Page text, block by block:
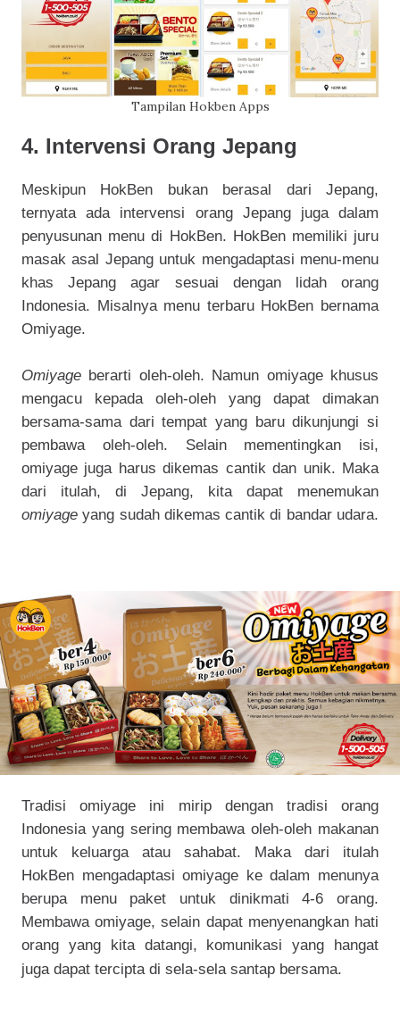
Tampilan Hokben Apps
4. Intervensi Orang Jepang
Meskipun HokBen bukan berasal dari Jepang,
ternyata ada intervensi orang Jepang juga dalam
penyusunan menu di HokBen. HokBen memiliki juru
masak asal Jepang untuk mengadaptasi menu-menu
khas Jepang agar sesuai dengan lidah orang
Indonesia. Misalnya menu terbaru HokBen bernama
Omiyage.
Omiyage berarti oleh-oleh. Namun omiyage khusus
mengacu kepada oleh-oleh yang dapat dimakan
bersama-sama dari tempat yang baru dikunjungi si
pembawa oleh-oleh. Selain mementingkan isi,
omiyage juga harus dikemas cantik dan unik. Maka
dari itulah, di Jepang, kita dapat menemukan
omiyageyang sudah dikemas cantik di bandar udara.
Tradisi omiyage ini mirip dengan tradisi orang
Indonesia yang sering membawa oleh-oleh makanan
untuk keluarga atau sahabat. Maka dari itulah
HokBen mengadaptasi omiyage ke dalam menunya
berupa menu paket untuk dinikmati 4-6 orang.
Membawa omiyage, selain dapat menyenangkan hati
orang yang kita datangi, komunikasi yang hangat
juga dapat tercipta di sela-sela santap bersama.